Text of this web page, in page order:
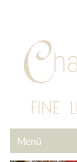
Menü